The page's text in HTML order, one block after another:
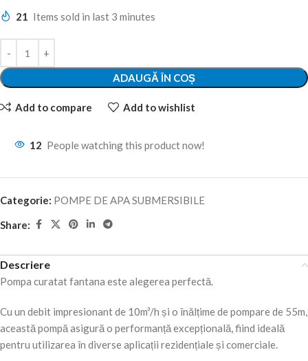
21 Items sold in last 3 minutes
ADAUGĂ ÎN COȘ
Add to compare Add to wishlist
12 People watching this product now!
Categorie: POMPE DE APA SUBMERSIBILE
Share:
Descriere
Pompa curatat fantana este alegerea perfectă.
Cu un debit impresionant de 10m³/h și o înălțime de pompare de 55m,
această pompă asigură o performanță excepțională, fiind ideală
pentru utilizarea în diverse aplicații rezidențiale și comerciale.